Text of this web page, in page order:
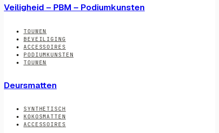
Veiligheid – PBM – Podiumkunsten
TOUWEN
BEVEILIGING
ACCESSOIRES
PODIUMKUNSTEN
TOUWEN
Deursmatten
SYNTHETISCH
KOKOSMATTEN
ACCESSOIRES